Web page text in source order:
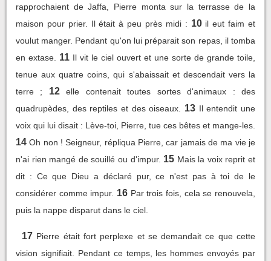
rapprochaient de Jaffa, Pierre monta sur la terrasse de la
maison pour prier. Il était à peu près midi : 10 il eut faim et
voulut manger. Pendant qu'on lui préparait son repas, il tomba
en extase.
11 Il vit le ciel ouvert et une sorte de grande toile,
tenue aux quatre coins, qui s'abaissait et descendait vers la
terre ;
12
elle contenait toutes sortes d'animaux : des
quadrupèdes, des reptiles et des oiseaux.
13 Il entendit une
voix qui lui disait : Lève-toi, Pierre, tue ces bêtes et mange-les.
14 Oh non ! Seigneur, répliqua Pierre, car jamais de ma vie je
n'ai rien mangé de souillé ou d'impur. 15 Mais la voix reprit et
dit : Ce que Dieu a déclaré pur, ce n'est pas à toi de le
considérer comme impur. 16 Par trois fois, cela se renouvela,
puis la nappe disparut dans le ciel.
17 Pierre était fort perplexe et se demandait ce que cette
vision signifiait. Pendant ce temps, les hommes envoyés par